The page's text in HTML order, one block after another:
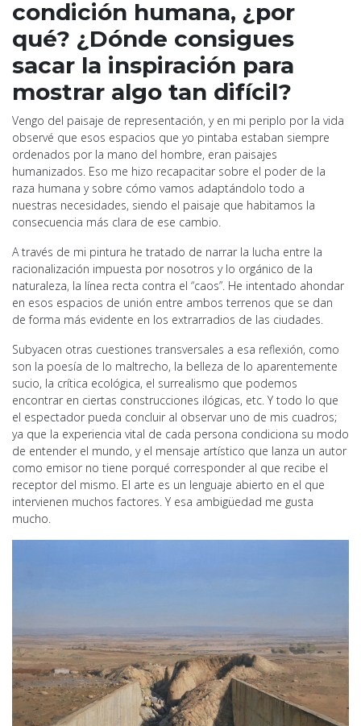
condición humana, ¿por
qué? ¿Dónde consigues
sacar la inspiración para
mostrar algo tan difícil?
Vengo del paisaje de representación, y en mi periplo por la vida
observé que esos espacios que yo pintaba estaban siempre
ordenados por la mano del hombre, eran paisajes
humanizados. Eso me hizo recapacitar sobre el poder de la
raza humana y sobre cómo vamos adaptándolo todo a
nuestras necesidades, siendo el paisaje que habitamos la
consecuencia más clara de ese cambio.
A través de mi pintura he tratado de narrar la lucha entre la
racionalización impuesta por nosotros y lo orgánico de la
naturaleza, la línea recta contra el “caos”. He intentado ahondar
en esos espacios de unión entre ambos terrenos que se dan
de forma más evidente en los extrarradios de las ciudades.
Subyacen otras cuestiones transversales a esa reflexión, como
son la poesía de lo maltrecho, la belleza de lo aparentemente
sucio, la crítica ecológica, el surrealismo que podemos
encontrar en ciertas construcciones ilógicas, etc. Y todo lo que
el espectador pueda concluir al observar uno de mis cuadros;
ya que la experiencia vital de cada persona condiciona su modo
de entender el mundo, y el mensaje artístico que lanza un autor
como emisor no tiene porqué corresponder al que recibe el
receptor del mismo. El arte es un lenguaje abierto en el que
intervienen muchos factores. Y esa ambigüedad me gusta
mucho.